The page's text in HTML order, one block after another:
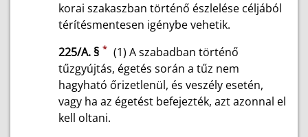
korai szakaszban történő észlelése céljából
térítésmentesen igénybe vehetik.
225/A. § * (1) A szabadban történő
tűzgyújtás, égetés során a tűz nem
hagyható őrizetlenül, és veszély esetén,
vagy ha az égetést befejezték, azt azonnal el
kell oltani.